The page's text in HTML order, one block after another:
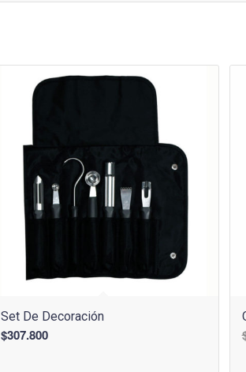
Set De Decoración
$307.800